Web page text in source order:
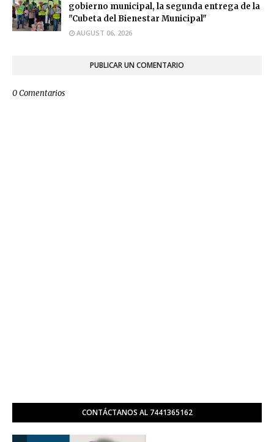
gobierno municipal, la segunda entrega de la
"Cubeta del Bienestar Municipal"
AUGUST 06, 2026
PUBLICAR UN COMENTARIO
0 Comentarios
CONTÁCTANOS AL 7441365162